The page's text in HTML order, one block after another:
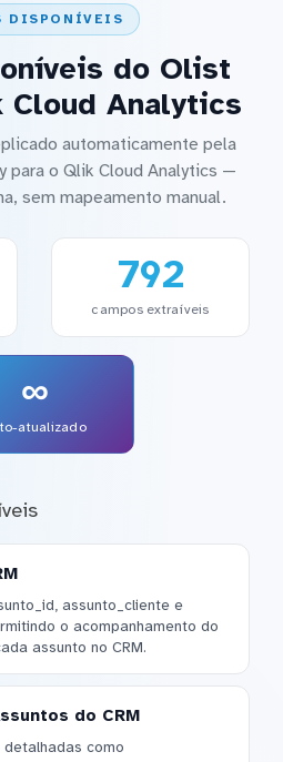
DISPONÍVEIS
do Olist
Cloud Analytics
automaticamente pela
para o Qlik Cloud Analytics —
sem mapeamento manual.
792
campos extraíveis
∞
atualizado
assunto_cliente e
o acompanhamento do
assunto no CRM.
do CRM
como